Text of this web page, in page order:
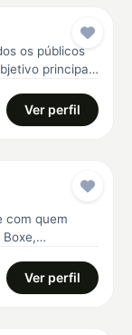
os públicos
principal,
Ver perfil
com quem
Ver perfil